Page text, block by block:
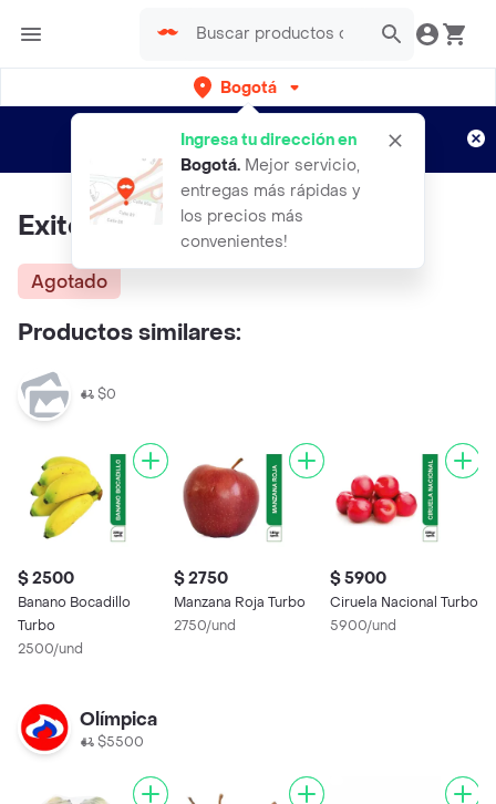
Bogotá
Ingresa tu dirección en
Bogotá. Mejor servicio,
entregas más rápidas y
los precios más
convenientes!
envíos gratis por semanas
Aplican TyC
Exito Platano Verde
Agotado
Productos similares:
$0
$ 2500
Banano Bocadillo
Turbo
2500/und
$ 2750
Manzana Roja Turbo
2750/und
$ 5900
Ciruela Nacional Turbo
5900/und
Olímpica
$5500